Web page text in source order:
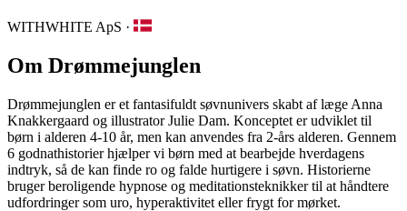
WITHWHITE ApS ·
Om Drømmejunglen
Drømmejunglen er et fantasifuldt søvnunivers skabt af læge Anna
Knakkergaard og illustrator Julie Dam. Konceptet er udviklet til
børn i alderen 4-10 år, men kan anvendes fra 2-års alderen. Gennem
6 godnathistorier hjælper vi børn med at bearbejde hverdagens
indtryk, så de kan finde ro og falde hurtigere i søvn. Historierne
bruger beroligende hypnose og meditationsteknikker til at håndtere
udfordringer som uro, hyperaktivitet eller frygt for mørket.